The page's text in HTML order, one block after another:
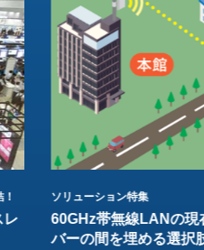
レ
ソリューション特集
60GHz帯無線LANの
バーの間を埋める選択